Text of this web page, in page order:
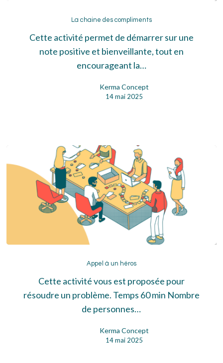
chaine
des
compliments
La chaine des compliments
Cette activité permet de démarrer sur une
note positive et bienveillante, tout en
encourageant la…
Kerma Concept
14 mai 2025
à
un
héros
Appel à un héros
Cette activité vous est proposée pour
résoudre un problème. Temps 60 min Nombre
de personnes…
Kerma Concept
14 mai 2025